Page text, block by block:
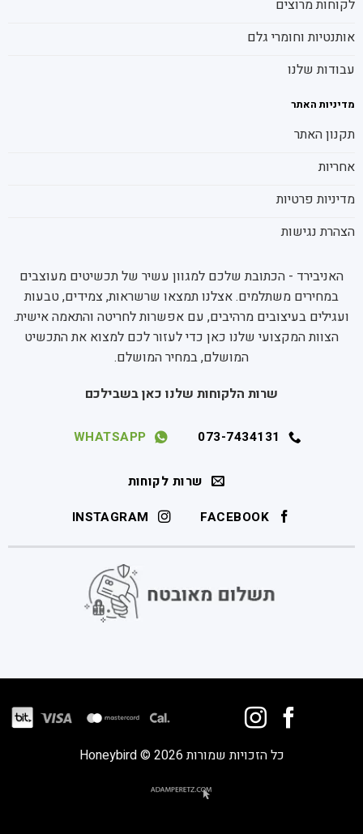
לקוחות מרוצים
אותנטיות וחומרי גלם
עבודות שלנו
מדיניות האתר
תקנון האתר
אחריות
מדיניות פרטיות
הצהרת נגישות
האניבירד - הכתובת שלכם למגוון עשיר של תכשיטים מעוצבים
במחירים משתלמים. אצלנו תמצאו שרשראות, צמידים, טבעות
ועגילים בעיצובים מרהיבים, עם אפשרות לחריטה והתאמה אישית.
הצוות המקצועי שלנו כאן כדי לעזור לכם למצוא את התכשיט
המושלם, במחיר המושלם.
שרות הלקוחות שלנו כאן בשבילכם
073-7434131
WHATSAPP
שרות לקוחות
FACEBOOK
INSTAGRAM
כל הזכויות שמורות 2026 © Honeybird